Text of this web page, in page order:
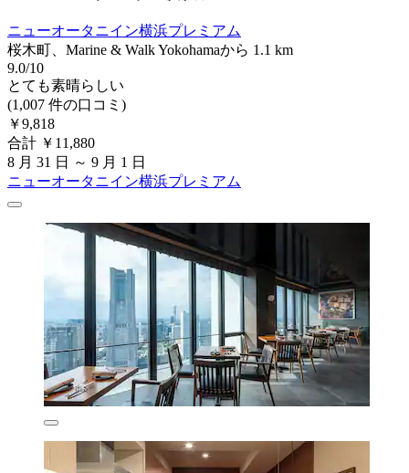
ニューオータニイン横浜プレミアム
桜木町、Marine & Walk Yokohamaから 1.1 km
9.0/10
とても素晴らしい
(1,007 件の口コミ)
￥9,818
合計 ￥11,880
8 月 31 日 ～ 9 月 1 日
ニューオータニイン横浜プレミアム